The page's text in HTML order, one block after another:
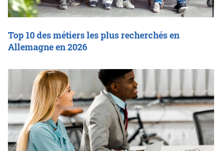
Top 10 des métiers les plus recherchés en
Allemagne en 2026